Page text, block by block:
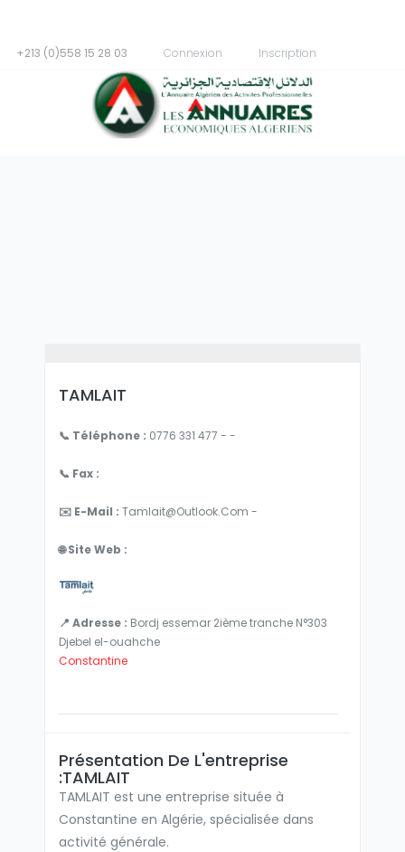
+213 (0)558 15 28 03 Connexion Inscription
TAMLAIT
📞 Téléphone : 0776 331 477 - -
📞 Fax :
✉️ E-Mail : Tamlait@outlook.com -
🌐 Site Web :
📍 Adresse : Bordj essemar 2ième tranche N°303
Djebel el-ouahche
Constantine
Présentation De L'entreprise
:TAMLAIT
TAMLAIT est une entreprise située à
Constantine en Algérie, spécialisée dans
activité générale.